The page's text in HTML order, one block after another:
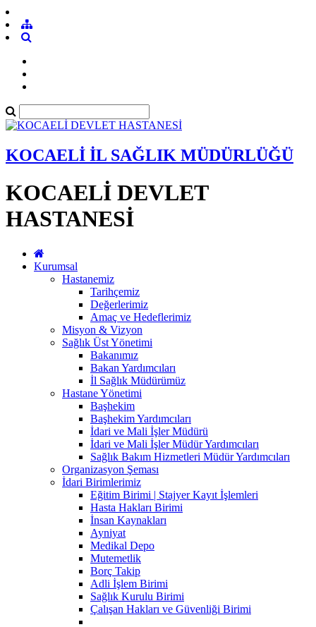
KOCAELİ İL SAĞLIK MÜDÜRLÜĞÜ
KOCAELİ DEVLET
HASTANESİ
Kurumsal
Hastanemiz
Tarihçemiz
Değerlerimiz
Amaç ve Hedeflerimiz
Misyon & Vizyon
Sağlık Üst Yönetimi
Bakanımız
Bakan Yardımcıları
İl Sağlık Müdürümüz
Hastane Yönetimi
Başhekim
Başhekim Yardımcıları
İdari ve Mali İşler Müdürü
İdari ve Mali İşler Müdür Yardımcıları
Sağlık Bakım Hizmetleri Müdür Yardımcıları
Organizasyon Şeması
İdari Birimlerimiz
Eğitim Birimi | Stajyer Kayıt İşlemleri
Hasta Hakları Birimi
İnsan Kaynakları
Ayniyat
Medikal Depo
Mutemetlik
Borç Takip
Adli İşlem Birimi
Sağlık Kurulu Birimi
Çalışan Hakları ve Güvenliği Birimi